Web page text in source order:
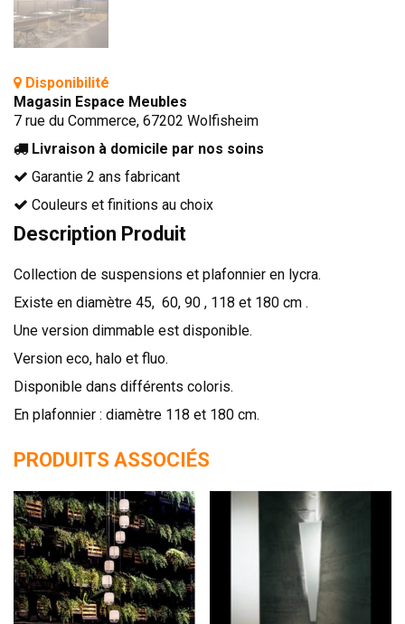
TAPIS
AMÉNAGEMENTS SUR MESURE
AGENCEMENTS INTÉRIEURS
DESIGN
CONTEMPORAIN
Disponibilité
Magasin Espace Meubles
7 rue du Commerce, 67202 Wolfisheim
Livraison à domicile par nos soins
Garantie 2 ans fabricant
Couleurs et finitions au choix
Description Produit
Collection de suspensions et plafonnier en lycra.
Existe en diamètre 45, 60, 90 , 118 et 180 cm .
Une version dimmable est disponible.
Version eco, halo et fluo.
Disponible dans différents coloris.
En plafonnier : diamètre 118 et 180 cm.
PRODUITS ASSOCIÉS